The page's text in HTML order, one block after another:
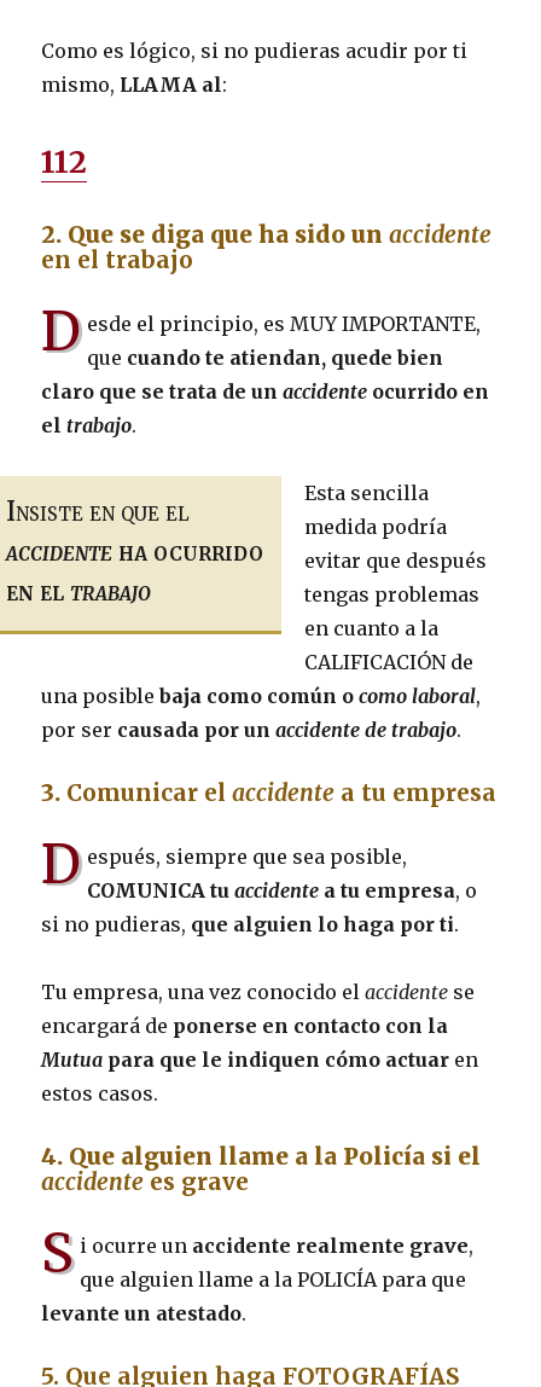
Como es lógico, si no pudieras acudir por ti
mismo, LLAMA al:
112
2. Que se diga que ha sido unaccidente
en el trabajo
D esde el principio, es MUY IMPORTANTE,
que cuando te atiendan, quede bien
claro que se trata de un accidente ocurrido en
eltrabajo.
Insiste en que el
accidenteha ocurrido
en eltrabajo
Esta sencilla
medida podría
evitar que después
tengas problemas
en cuanto a la
CALIFICACIÓN de
una posiblebaja como común ocomo laboral,
por ser causada por unaccidente de trabajo.
3. Comunicar elaccidente a tu empresa
D espués, siempre que sea posible,
COMUNICA tu accidentea tu empresa, o
si no pudieras, que alguien lo haga por ti.
Tu empresa, una vez conocido elaccidente se
encargará de ponerse en contacto con la
Mutua para que le indiquen cómo actuar en
estos casos.
4. Que alguien llame a la Policía si el
accidente es grave
S i ocurre un accidente realmente grave,
que alguien llame a la POLICÍA para que
levante un atestado.
5. Que alguien haga FOTOGRAFÍAS